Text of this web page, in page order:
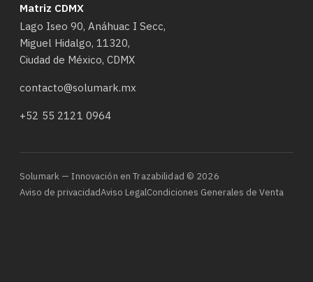
Matriz CDMX
Lago Iseo 90, Anáhuac I Secc,
Miguel Hidalgo, 11320,
Ciudad de México, CDMX
contacto@solumark.mx
+52 55 2121 0964
Solumark — Innovación en Trazabilidad © 2026
Aviso de privacidadAviso LegalCondiciones Generales de Venta